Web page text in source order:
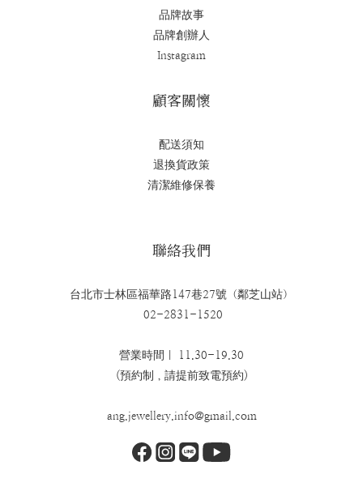
品牌故事
品牌創辦人
Instagram
顧客關懷
配送須知
退換貨政策
清潔維修保養
聯絡我們
台北市士林區福華路147巷27號（鄰芝山站）
02-2831-1520
營業時間｜ 11.30-19.30
(預約制，請提前致電預約)
ang.jewellery.info@gmail.com